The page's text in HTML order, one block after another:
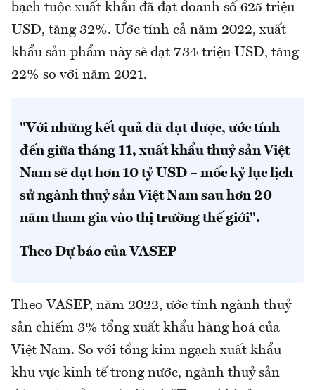
bạch tuộc xuất khẩu đã đạt doanh số 625 triệu
USD, tăng 32%. Ước tính cả năm 2022, xuất
khẩu sản phẩm này sẽ đạt 734 triệu USD, tăng
22% so với năm 2021.
"Với những kết quả đã đạt được, ước tính
đến giữa tháng 11, xuất khẩu thuỷ sản Việt
Nam sẽ đạt hơn 10 tỷ USD – mốc kỷ lục lịch
sử ngành thuỷ sản Việt Nam sau hơn 20
năm tham gia vào thị trường thế giới".
Theo Dự báo của VASEP
Theo VASEP, năm 2022, ước tính ngành thuỷ
sản chiếm 3% tổng xuất khẩu hàng hoá của
Việt Nam. So với tổng kim ngạch xuất khẩu
khu vực kinh tế trong nước, ngành thuỷ sản